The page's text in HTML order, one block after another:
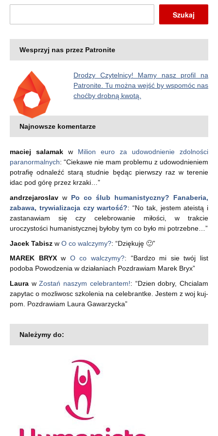
Szukaj
Wesprzyj nas przez Patronite
Drodzy Czytelnicy! Mamy nasz profil na
Patronite. Tu można wejść by wspomóc nas
choćby drobną kwotą.
Najnowsze komentarze
maciej salamak w Milion euro za udowodnienie zdolności
paranormalnych: “Ciekawe nie mam problemu z udowodnieniem
potrafię odnaleźć starą studnie będąc pierwszy raz w terenie
idac pod górę przez krzaki… ”
andrzejaroslav w Po co ślub humanistyczny? Fanaberia,
zabawa, trywializacja czy wartość?: “No tak, jestem ateistą i
zastanawiam się czy celebrowanie miłości, w trakcie
uroczystości humanistycznej byłoby tym co było mi potrzebne… ”
Jacek Tabisz w O co walczymy?: “Dziękuję 🙂”
MAREK BRYXw O co walczymy?: “Bardzo mi sie twój list
podoba Powodzenia w działaniach Pozdrawiam Marek Bryx”
Laura wZostań naszym celebrantem!: “Dzien dobry, Chcialam
zapytac o mozliwosc szkolenia na celebrantke. Jestem z woj kuj-
pom. Pozdrawiam Laura Gawarzycka”
Należymy do: